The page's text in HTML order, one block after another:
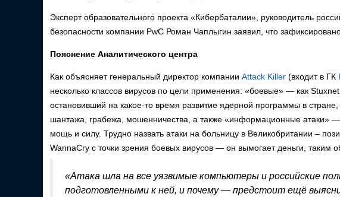
Эксперт образовательного проекта «Кибербаталии», руководитель
безопасности компании PwC Роман Чаплыгин заявил, что
Пояснение Аналитического центра
Как объясняет генеральный директор компании Attack Killer (входит в ГК
несколько классов вирусов по цели применения: «боевые» — как
остановивший на какое-то время развитие ядерной программы в
шантажа, грабежа, мошенничества, а также «информационные атаки»
мощь и силу. Трудно назвать атаки на больницу в Великобритании –
WannaCry с точки зрения боевых вирусов — он вымогает деньги, таким
«Атака шла на все уязвимые компьютеры и российские
подготовленными к ней, и почему — предстоит ещё